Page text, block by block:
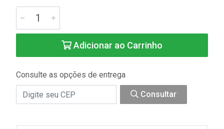
Adicionar ao Carrinho
Consulte as opções de entrega
Consultar